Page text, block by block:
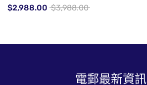
$2,988.00 $3,988.00
電郵最新資訊